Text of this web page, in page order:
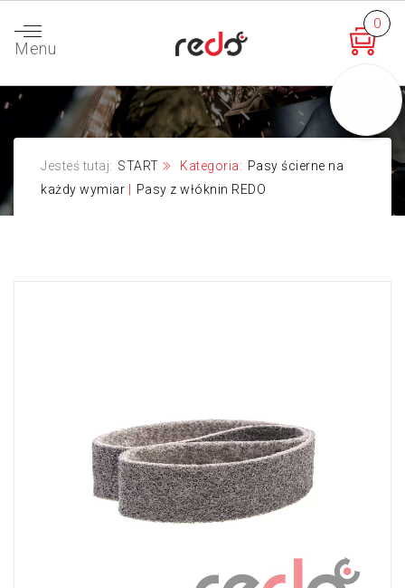
Menu
0
Jesteś tutaj: START Kategoria: Pasy ścierne na
każdy wymiar
Pasy z włóknin REDO